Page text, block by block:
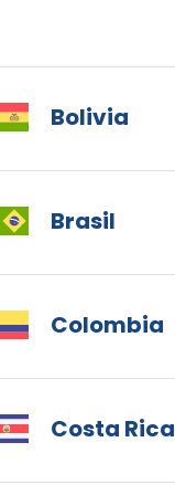
Bolivia
Brasil
Colombia
Costa Rica